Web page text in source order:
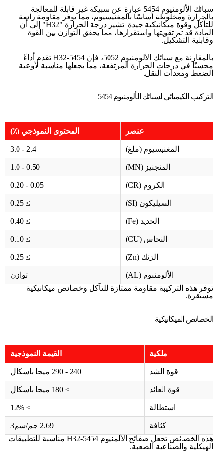
سبائك الألومنيوم 5454 عبارة عن سبيكة غير قابلة للمعالجة
بالحرارة ومخلوطة أساسًا بالمغنيسيوم، مما يوفر مقاومة رائعة
للتآكل وقوة ميكانيكية جيدة. تشير درجة الحرارة "H32" إلى أن
المادة قد تم تقويتها واستقرارها، مما يحقق التوازن بين القوة
وقابلية التشكيل.
بالمقارنة مع سبائك الألومنيوم 5052، فإن 5454-H32 تقدم أداءً
محسنًا في درجات الحرارة المرتفعة، مما يجعلها مناسبة لأوعية
الضغط ومعدات النقل.
التركيب الكيميائي لسبائك الألومنيوم 5454
عنصر المحتوى النموذجي (٪)
المغنيسيوم (ملغ) 2.4 - 3.0
المنجنيز (MN) 0.50 - 1.0
الكروم (CR) 0.05 - 0.20
السيليكون (SI) ≥ 0.25
الحديد (Fe) ≥ 0.40
النحاس (CU) ≥ 0.10
الزنك (Zn) ≥ 0.25
الألومنيوم (AL)
توازن
توفر هذه التركيبة مقاومة ممتازة للتآكل وخصائص ميكانيكية
مستقرة.
الخصائص الميكانيكية
ملكية القيمة النموذجية
قوة الشد 240 - 290 ميجا باسكال
قوة العائد ≥ 180 ميجا باسكال
استطالة ≥ 12%
كثافة
2.69 جم/سم3
هذه الخصائص تجعل صفائح الألمنيوم 5454-H32 مناسبة للتطبيقات
الهيكلية والصناعية الصعبة.